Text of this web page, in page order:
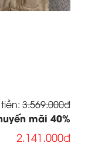
3.569.000đ
mãi 40%
2.141.000đ